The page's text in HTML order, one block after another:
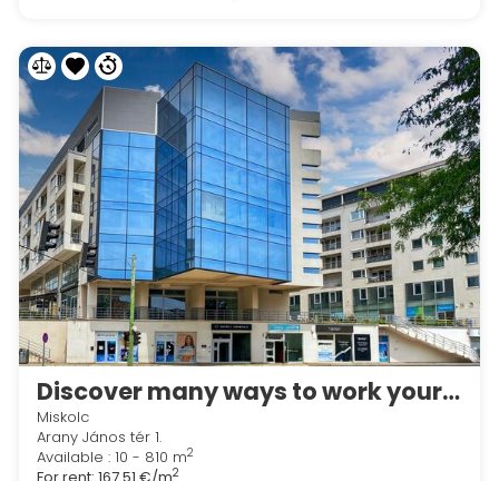
Discover many ways to work your way in Regus Macropolis
Miskolc
Arany János tér 1.
Available : 10 - 810 m2
2